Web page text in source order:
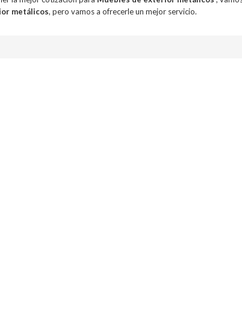
metálicos, pero vamos a ofrecerle un mejor servicio.